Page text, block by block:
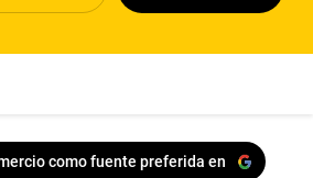
como fuente preferida en